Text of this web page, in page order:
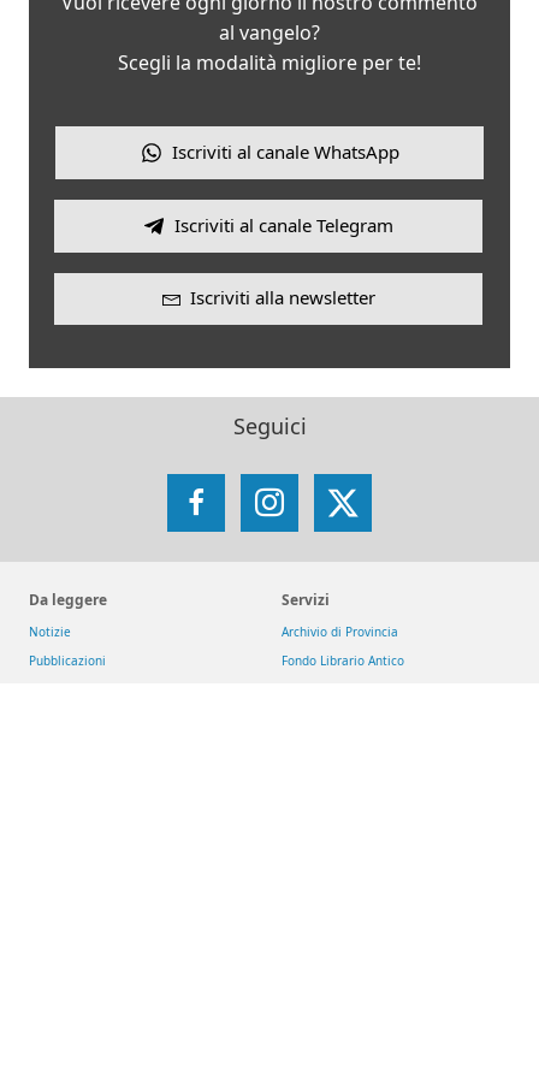
al vangelo?
Scegli la modalità migliore per te!
Iscriviti al canale WhatsApp
Iscriviti al canale Telegram
Iscriviti alla newsletter
Seguici
FacebookInstagram
X
Da leggere
Notizie
Pubblicazioni
Servizi
Archivio di Provincia
Fondo Librario Antico